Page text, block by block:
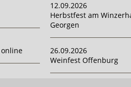
12.09.2026
Herbstfest am
Georgen
26.09.2026
Weinfest Offenburg